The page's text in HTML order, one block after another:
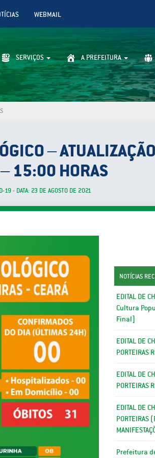
WEBMAIL
SERVIÇOS A PREFEITURA
–
HORAS
19 - DATA: 23 DE AGOSTO DE 2021
NOTÍCIAS
EDITAL DE
Cultura
Final]
EDITAL DE
PORTEIRAS
EDITAL DE
PORTEIRAS
EDITAL DE
PORTEIRAS
Prefeitura